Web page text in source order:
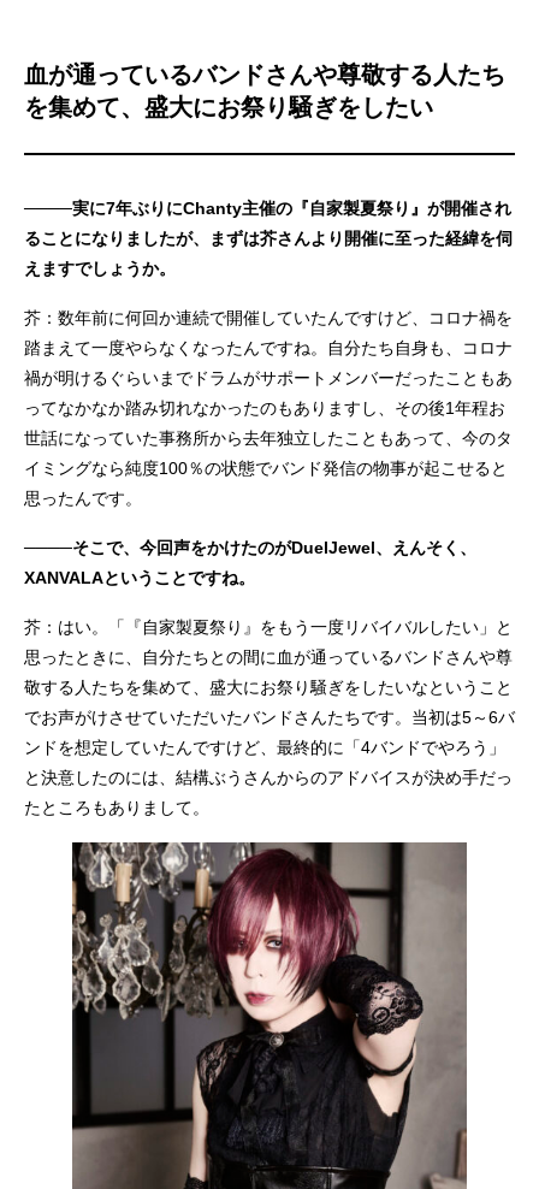
血が通っているバンドさんや尊敬する人たち
を集めて、盛大にお祭り騒ぎをしたい
────実に7年ぶりにChanty主催の『自家製夏祭り』が開催され
ることになりましたが、まずは芥さんより開催に至った経緯を伺
えますでしょうか。
芥：数年前に何回か連続で開催していたんですけど、コロナ禍を
踏まえて一度やらなくなったんですね。自分たち自身も、コロナ
禍が明けるぐらいまでドラムがサポートメンバーだったこともあ
ってなかなか踏み切れなかったのもありますし、その後1年程お
世話になっていた事務所から去年独立したこともあって、今のタ
イミングなら純度100％の状態でバンド発信の物事が起こせると
思ったんです。
────そこで、今回声をかけたのがDuelJewel、えんそく、
XANVALAということですね。
芥：はい。「『自家製夏祭り』をもう一度リバイバルしたい」と
思ったときに、自分たちとの間に血が通っているバンドさんや尊
敬する人たちを集めて、盛大にお祭り騒ぎをしたいなということ
でお声がけさせていただいたバンドさんたちです。当初は5～6バ
ンドを想定していたんですけど、最終的に「4バンドでやろう」
と決意したのには、結構ぶうさんからのアドバイスが決め手だっ
たところもありまして。